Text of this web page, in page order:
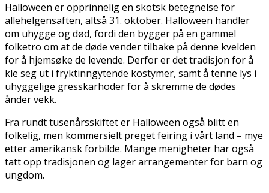
Halloween er opprinnelig en skotsk betegnelse for
allehelgensaften, altså 31. oktober. Halloween handler
om uhygge og død, fordi den bygger på en gammel
folketro om at de døde vender tilbake på denne kvelden
for å hjemsøke de levende. Derfor er det tradisjon for å
kle seg ut i fryktinngytende kostymer, samt å tenne lys i
uhyggelige gresskarhoder for å skremme de dødes
ånder vekk.
Fra rundt tusenårsskiftet er Halloween også blitt en
folkelig, men kommersielt preget feiring i vårt land – mye
etter amerikansk forbilde. Mange menigheter har også
tatt opp tradisjonen og lager arrangementer for barn og
ungdom.